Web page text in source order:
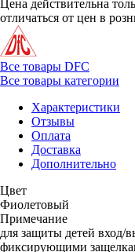
Цена действительна
отличаться от цен в
Все товары DFC
Все товары категории
Характеристики
Отзывы
Оплата
Доставка
Дополнительно
Цвет
Фиолетовый
Примечание
для защиты детей вход/
фиксирующими